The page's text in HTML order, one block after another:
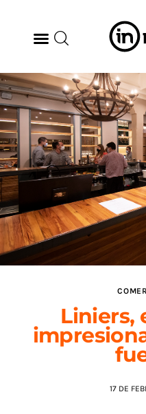
BODEGAS
GASTRONOMÍA
ARTE &
MÚSICA
DÓNDE IR
TENDENCIAS
AGENDA
Liniers,
17 DE